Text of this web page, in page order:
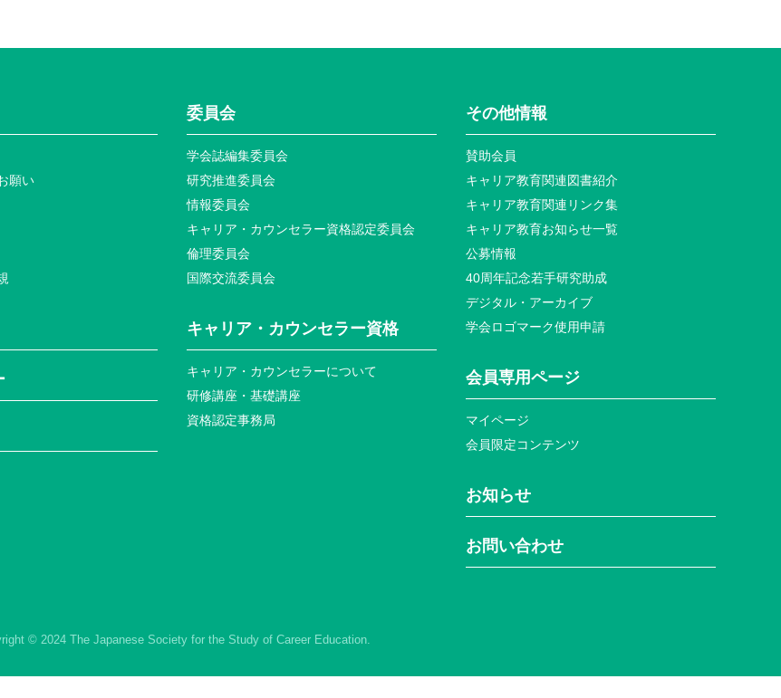
願い
委員会
学会誌編集委員会
研究推進委員会
情報委員会
キャリア・カウンセラー資格認定委員会
倫理委員会
国際交流委員会
キャリア・カウンセラー資格
キャリア・カウンセラーについて
研修講座・基礎講座
資格認定事務局
その他情報
賛助会員
キャリア教育関連図書紹介
キャリア教育関連リンク集
キャリア教育お知らせ⼀覧
公募情報
40周年記念若⼿研究助成
デジタル・アーカイブ
学会ロゴマーク使⽤申請
会員専⽤ページ
マイページ
会員限定コンテンツ
お知らせ
お問い合わせ
© 2024 The Japanese Society for the Study of Career Education.